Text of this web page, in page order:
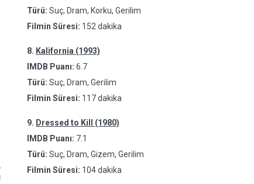
Türü: Suç, Dram, Korku, Gerilim
Filmin Süresi: 152 dakika
8. Kalifornia (1993)
IMDB Puanı: 6.7
Türü: Suç, Dram, Gerilim
Filmin Süresi: 117 dakika
9. Dressed to Kill (1980)
IMDB Puanı: 7.1
Türü: Suç, Dram, Gizem, Gerilim
Filmin Süresi: 104 dakika